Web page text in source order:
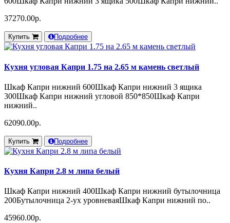
37270.00р.
Купить Подробнее
Кухня угловая Капри 1.75 на 2.65 м камень светлый
Шкаф Капри нижний 600Шкаф Капри нижний 3 ящика
300Шкаф Капри нижний угловой 850*850Шкаф Капри
нижний..
62090.00р.
Купить Подробнее
Кухня Капри 2.8 м липа белый
Шкаф Капри нижний 400Шкаф Капри нижний бутылочница
200Бутылочница 2-ух уровневаяШкаф Капри нижний по..
45960.00р.